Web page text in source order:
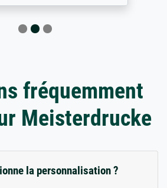
fréquemment
Meisterdrucke
la personnalisation ?